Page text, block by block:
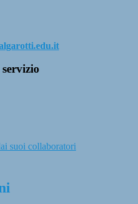
suoi collaboratori